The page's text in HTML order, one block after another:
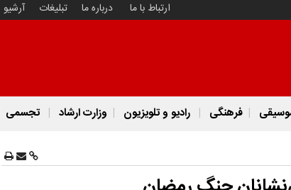
ارتباط با ما درباره ما تبلیغات آرشیو
فرهنگی رادیو و تلویزیون وزارت ارشاد تجسمی